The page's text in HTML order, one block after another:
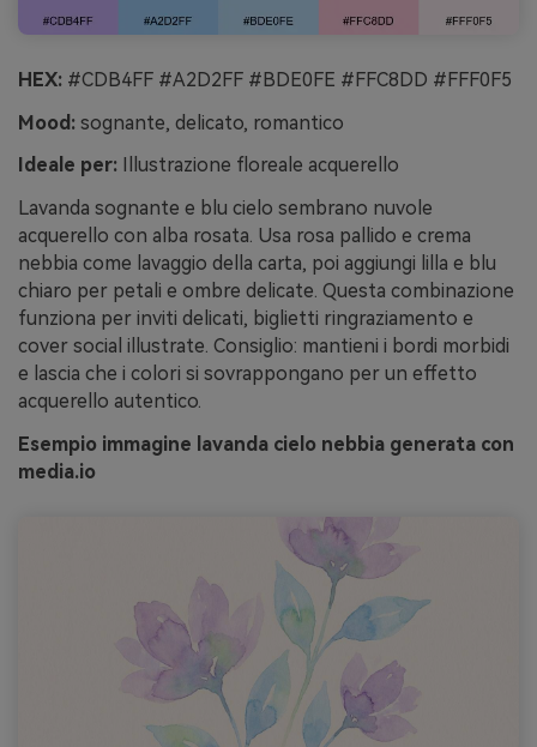
HEX: #CDB4FF #A2D2FF #BDE0FE #FFC8DD #FFF0F5
Mood: sognante, delicato, romantico
Ideale per: Illustrazione floreale acquerello
Lavanda sognante e blu cielo sembrano nuvole
acquerello con alba rosata. Usa rosa pallido e crema
nebbia come lavaggio della carta, poi aggiungi lilla e blu
chiaro per petali e ombre delicate. Questa combinazione
funziona per inviti delicati, biglietti ringraziamento e
cover social illustrate. Consiglio: mantieni i bordi morbidi
e lascia che i colori si sovrappongano per un effetto
acquerello autentico.
Esempio immagine lavanda cielo nebbia generata con
media.io